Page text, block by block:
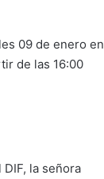
09 de enero en
de las 16:00
la señora